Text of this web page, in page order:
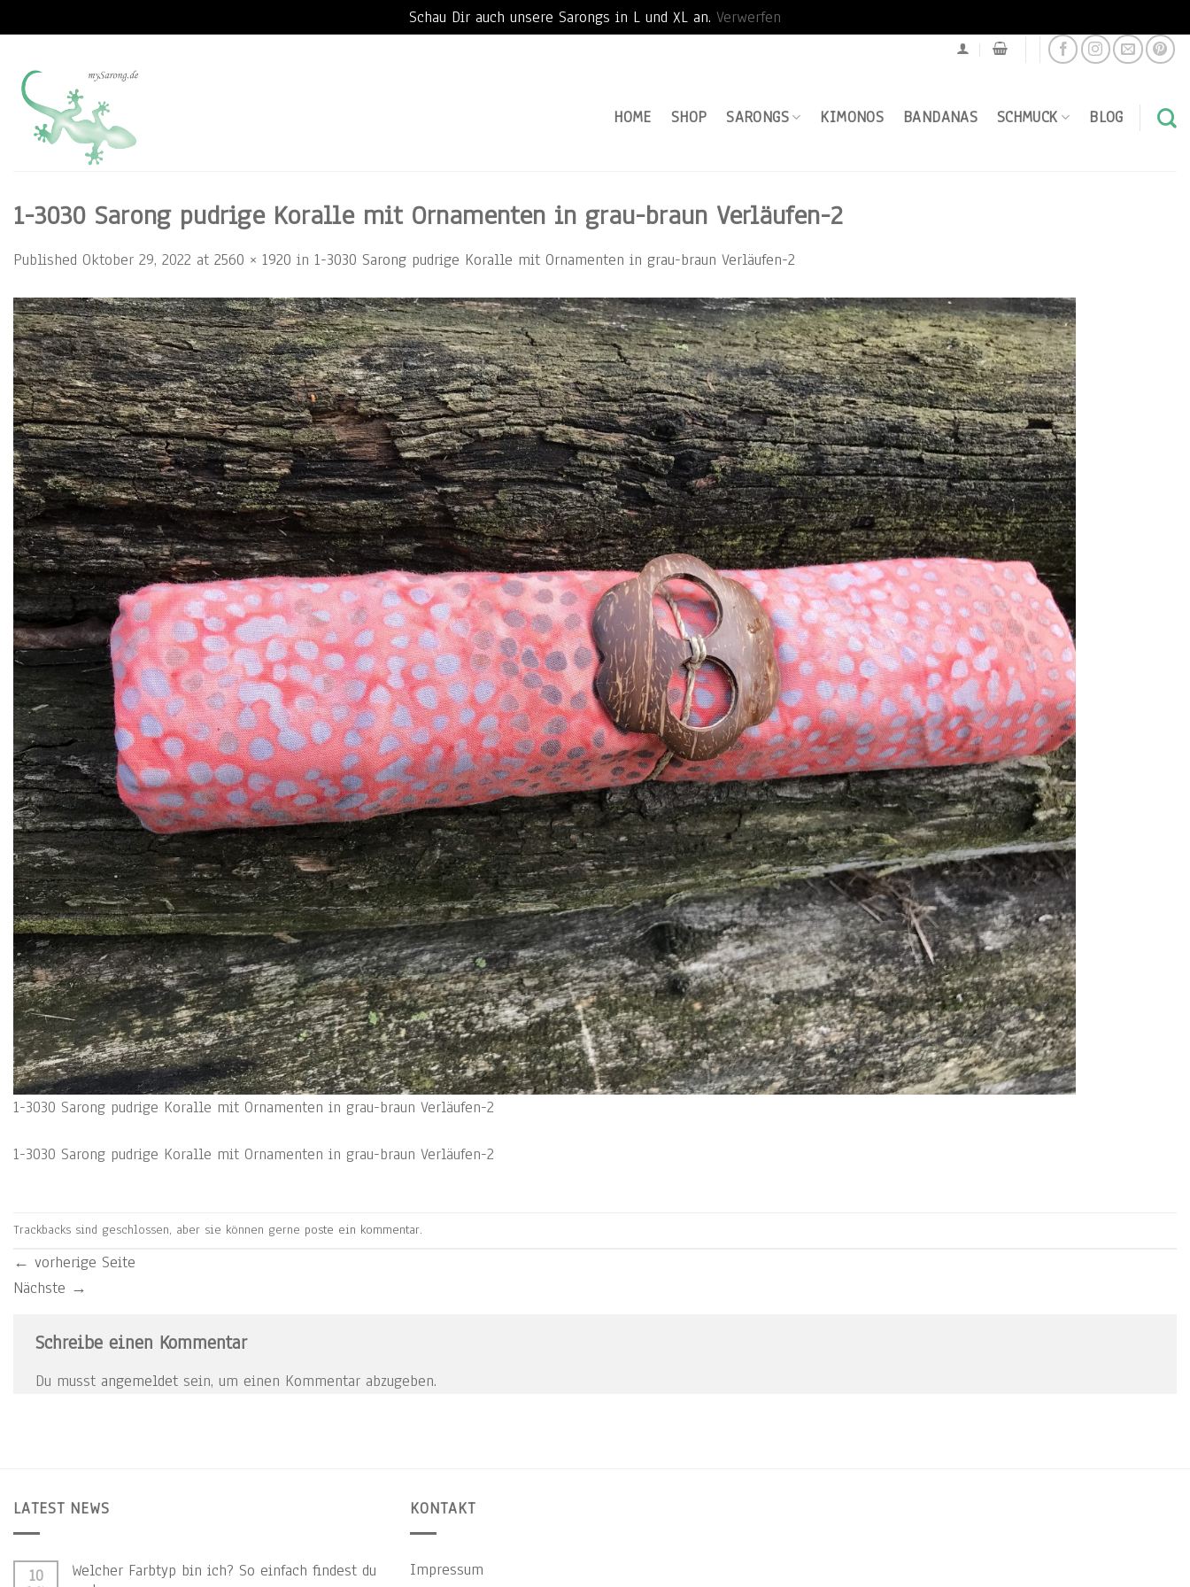
Schau Dir auch unsere Sarongs in L und XL an. Verwerfen
content
HOME
SHOP SARONGS KIMONOS BANDANAS SCHMUCK BLOG
1-3030 Sarong pudrige Koralle mit Ornamenten in grau-braun Verläufen-2
Published Oktober 29, 2022 at 2560 × 1920 in 1-3030 Sarong pudrige Koralle mit Ornamenten in grau-braun Verläufen-2
1-3030 Sarong pudrige Koralle mit Ornamenten in grau-braun Verläufen-2
1-3030 Sarong pudrige Koralle mit Ornamenten in grau-braun Verläufen-2
Trackbacks sind geschlossen, aber sie können gerne poste ein kommentar.
← vorherige Seite
Nächste →
Schreibe einen Kommentar
Du musst angemeldet sein, um einen Kommentar abzugeben.
LATEST NEWS
10
Welcher Farbtyp bin ich? So einfach findest du
KONTAKT
Impressum